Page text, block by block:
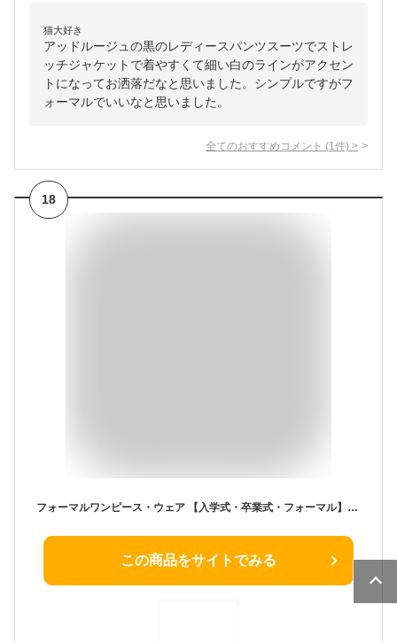
猫大好き
アッドルージュの黒のレディースパンツスーツでストレ
ッチジャケットで着やすくて細い白のラインがアクセン
トになってお洒落だなと思いました。シンプルですがフ
ォーマルでいいなと思いました。
全てのおすすめコメント (1 件) >
18
フォーマルワンピース・ウェア 【入学式・卒業式・フォーマル】ツイード調ノーカラージャケットパンツスーツ＜大きいサイズ有＞ ニッセン nissen
この商品をサイトでみる